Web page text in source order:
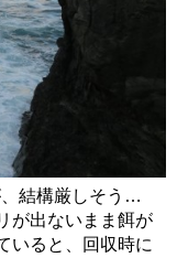
結構厳しそう…
が出ないまま餌が
いると、回収時に